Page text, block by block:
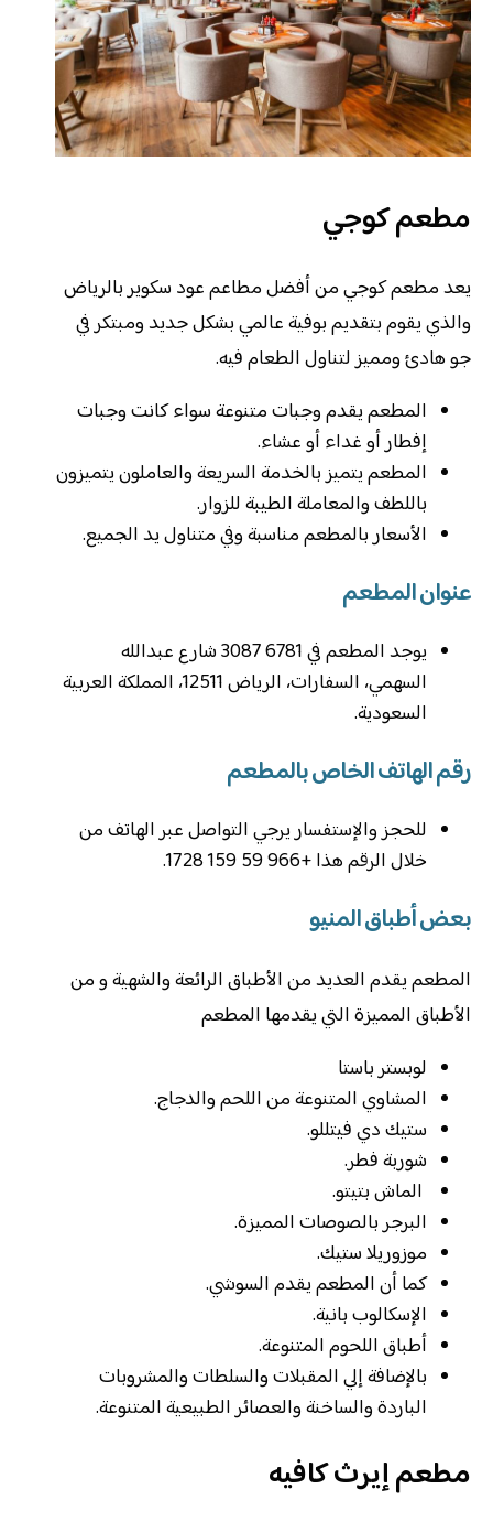
مطعم كوجي
يعد مطعم كوجي من أفضل مطاعم عود سكوير بالرياض
والذي يقوم بتقديم بوفية عالمي بشكل جديد ومبتكر في
جو هادئ ومميز لتناول الطعام فيه.
المطعم يقدم وجبات متنوعة سواء كانت وجبات
إفطار أو غداء أو عشاء.
المطعم يتميز بالخدمة السريعة والعاملون يتميزون
باللطف والمعاملة الطيبة للزوار.
الأسعار بالمطعم مناسبة وفي متناول يد الجميع.
عنوان المطعم
يوجد المطعم في 6781 3087 شارع عبدالله
السهمي، السفارات، الرياض 12511، المملكة العربية
السعودية.
رقم الهاتف الخاص بالمطعم
للحجز والإستفسار يرجي التواصل عبر الهاتف من
خلال الرقم هذا +966 59 159 1728.
بعض أطباق المنيو
المطعم يقدم العديد من الأطباق الرائعة والشهية و من
الأطباق المميزة التي يقدمها المطعم
لوبستر باستا
‏المشاوي المتنوعة من اللحم والدجاج.
‏ستيك دي فيتللو.
‏شوربة فطر.
‏ الماش بتيتو.
‏البرجر بالصوصات المميزة.
‏موزوريلا ستيك.
‏كما أن المطعم يقدم السوشي.
‏الإسكالوب بانية.
‏أطباق اللحوم المتنوعة.
‏بالإضافة إلي المقبلات والسلطات والمشروبات
الباردة والساخنة والعصائر الطبيعية المتنوعة.
مطعم إيرث كافيه